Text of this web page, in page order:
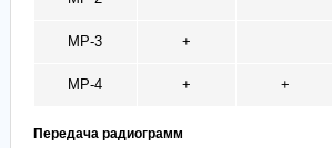
МР-3 +
МР-4 + +
Передача радиограмм